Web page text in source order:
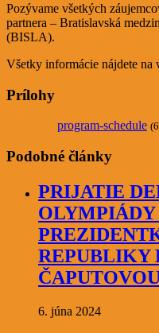
Pozývame všetkých
partnera – Bratislavská
(BISLA).
Všetky informácie nájdete na
Prílohy
program-schedule
Podobné články
PRIJATIE
REPUBLIKY
6. júna 2024